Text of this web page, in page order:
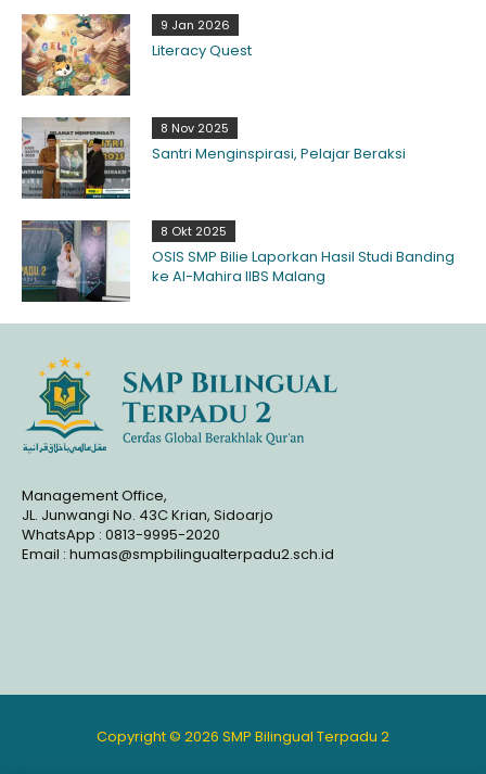
9 Jan 2026
Literacy Quest
8 Nov 2025
Santri Menginspirasi, Pelajar Beraksi
8 Okt 2025
OSIS SMP Bilie Laporkan Hasil Studi Banding
ke Al-Mahira IIBS Malang
Management Office,
JL. Junwangi No. 43C Krian, Sidoarjo
WhatsApp : 0813-9995-2020
Email : humas@smpbilingualterpadu2.sch.id
Copyright © 2026 SMP Bilingual Terpadu 2